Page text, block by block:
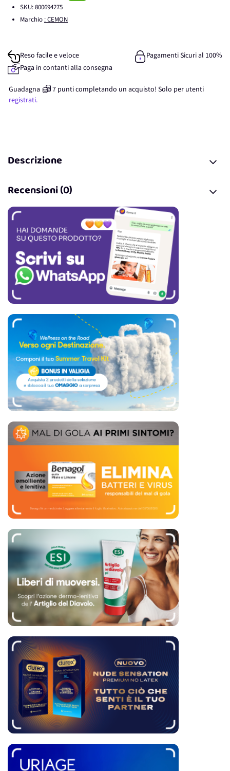
SKU:800694275
Marchio : CEMON
Reso facile e veloce
Pagamenti Sicuri al 100%
Paga in contanti alla consegna
Guadagna 7 punticompletando un acquisto! Solo per utenti
registrati.
Descrizione
Recensioni (0)